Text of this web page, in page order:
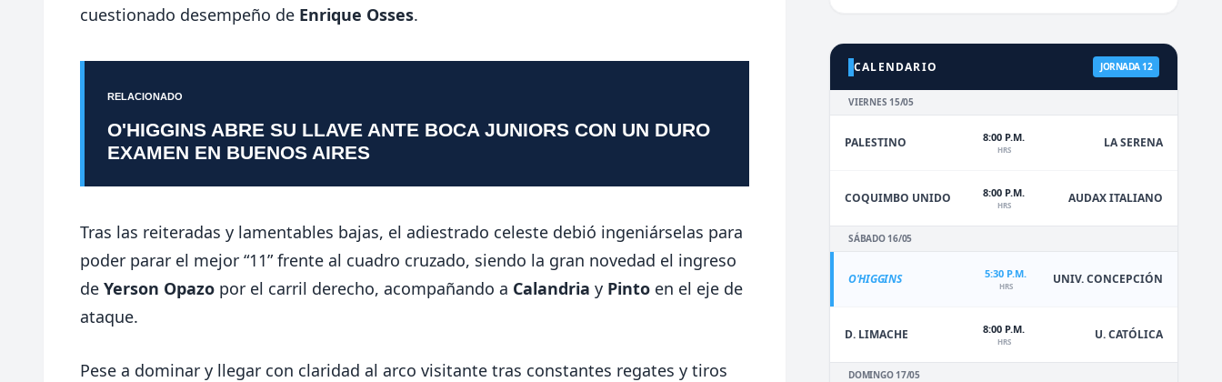
cuestionado desempeño de Enrique Osses.
RELACIONADO
O'HIGGINS ABRE SU LLAVE ANTE BOCA JUNIORS CON UN DURO
EXAMEN EN BUENOS AIRES
Tras las reiteradas y lamentables bajas, el adiestrado celeste debió ingeniárselas para
poder parar el mejor “11” frente al cuadro cruzado, siendo la gran novedad el ingreso
de Yerson Opazo por el carril derecho, acompañando a Calandria y Pinto en el eje de
ataque.
Pese a dominar y llegar con claridad al arco visitante tras constantes regates y tiros
CALENDARIO JORNADA 12
VIERNES 15/05
PALESTINO 8:00 P.M.
HRS LA SERENA
COQUIMBO UNIDO 8:00 P.M.
HRS AUDAX ITALIANO
SÁBADO 16/05
O'HIGGINS 5:30 P.M.
HRS UNIV. CONCEPCIÓN
D. LIMACHE 8:00 P.M.
HRS U. CATÓLICA
DOMINGO 17/05